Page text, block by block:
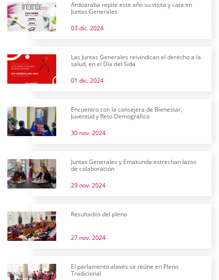
Ardoaraba repite este año su visita y cata en
Juntas Generales
03 dic. 2024
Las Juntas Generales reivindican el derecho a la
salud, en el Día del Sida
01 dic. 2024
Encuentro con la consejera de Bienestar,
Juventud y Reto Demográfico
30 nov. 2024
Juntas Generales y Emakunde estrechan lazos
de colaboración
29 nov. 2024
Resultados del pleno
27 nov. 2024
El parlamento alavés se reúne en Pleno
Tradicional